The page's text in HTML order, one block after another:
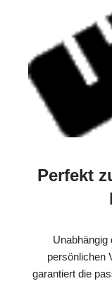
Perfekt
Unabhängig
persönlichen
garantiert die